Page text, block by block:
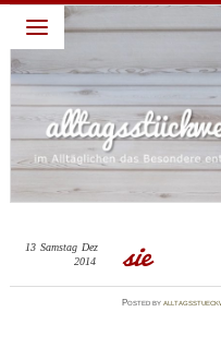
alltagsstückwerk
~ Leben lieben – Familie
Blog: ein Jahr habe ich
ich Gott dankbar bin.
mir zu einem dankbaren
weiter. Dies ist nur ein
Moment meines
die dankbaren Momente
sie
13 Samstag Dez
2014
Postedby